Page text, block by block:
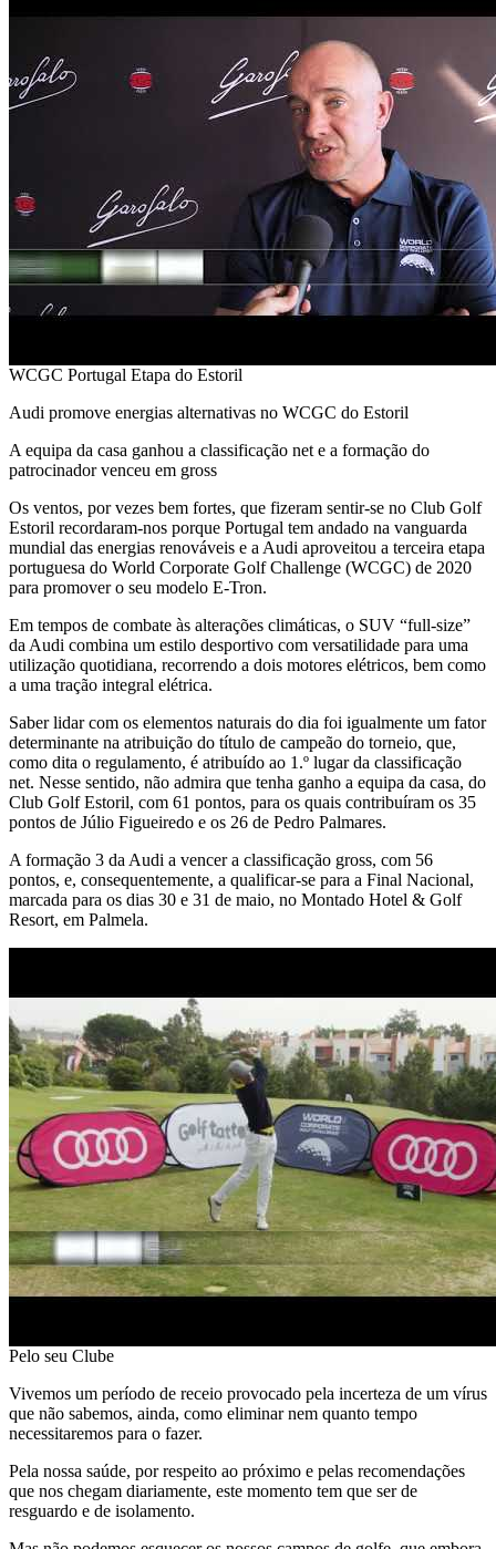
WCGC Portugal Etapa do Estoril
Audi promove energias alternativas no WCGC do Estoril
A equipa da casa ganhou a classificação net e a formação do
patrocinador venceu em gross
Os ventos, por vezes bem fortes, que fizeram sentir-se no Club Golf
Estoril recordaram-nos porque Portugal tem andado na vanguarda
mundial das energias renováveis e a Audi aproveitou a terceira etapa
portuguesa do World Corporate Golf Challenge (WCGC) de 2020
para promover o seu modelo E-Tron.
Em tempos de combate às alterações climáticas, o SUV “full-size”
da Audi combina um estilo desportivo com versatilidade para uma
utilização quotidiana, recorrendo a dois motores elétricos, bem como
a uma tração integral elétrica.
Saber lidar com os elementos naturais do dia foi igualmente um fator
determinante na atribuição do título de campeão do torneio, que,
como dita o regulamento, é atribuído ao 1.º lugar da classificação
net. Nesse sentido, não admira que tenha ganho a equipa da casa, do
Club Golf Estoril, com 61 pontos, para os quais contribuíram os 35
pontos de Júlio Figueiredo e os 26 de Pedro Palmares.
A formação 3 da Audi a vencer a classificação gross, com 56
pontos, e, consequentemente, a qualificar-se para a Final Nacional,
marcada para os dias 30 e 31 de maio, no Montado Hotel & Golf
Resort, em Palmela.
Pelo seu Clube
Vivemos um período de receio provocado pela incerteza de um vírus
que não sabemos, ainda, como eliminar nem quanto tempo
necessitaremos para o fazer.
Pela nossa saúde, por respeito ao próximo e pelas recomendações
que nos chegam diariamente, este momento tem que ser de
resguardo e de isolamento.